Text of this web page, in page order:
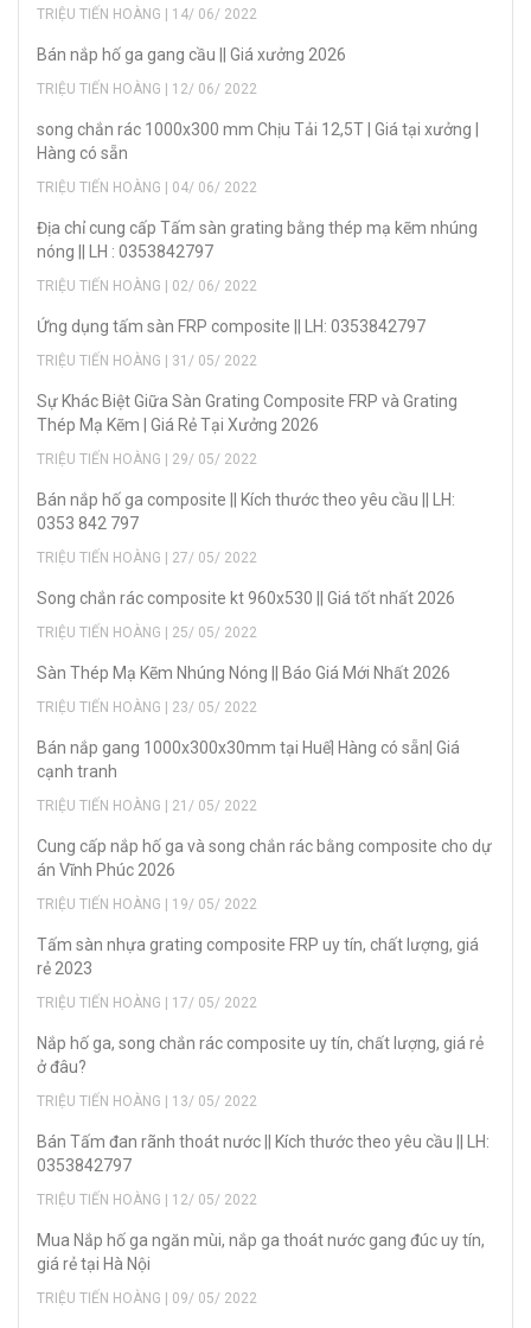
TRIỆU TIẾN HOÀNG | 14/ 06/ 2022
Bán nắp hố ga gang cầu || Giá xưởng 2026
TRIỆU TIẾN HOÀNG | 12/ 06/ 2022
song chắn rác 1000x300 mm Chịu Tải 12,5T | Giá tại xưởng |
Hàng có sẵn
TRIỆU TIẾN HOÀNG | 04/ 06/ 2022
Địa chỉ cung cấp Tấm sàn grating bằng thép mạ kẽm nhúng
nóng || LH : 0353842797
TRIỆU TIẾN HOÀNG | 02/ 06/ 2022
Ứng dụng tấm sàn FRP composite || LH: 0353842797
TRIỆU TIẾN HOÀNG | 31/ 05/ 2022
Sự Khác Biệt Giữa Sàn Grating Composite FRP và Grating
Thép Mạ Kẽm | Giá Rẻ Tại Xưởng 2026
TRIỆU TIẾN HOÀNG | 29/ 05/ 2022
Bán nắp hố ga composite || Kích thước theo yêu cầu || LH:
0353 842 797
TRIỆU TIẾN HOÀNG | 27/ 05/ 2022
Song chắn rác composite kt 960x530 || Giá tốt nhất 2026
TRIỆU TIẾN HOÀNG | 25/ 05/ 2022
Sàn Thép Mạ Kẽm Nhúng Nóng || Báo Giá Mới Nhất 2026
TRIỆU TIẾN HOÀNG | 23/ 05/ 2022
Bán nắp gang 1000x300x30mm tại Huế| Hàng có sẵn| Giá
cạnh tranh
TRIỆU TIẾN HOÀNG | 21/ 05/ 2022
Cung cấp nắp hố ga và song chắn rác bằng composite cho dự
án Vĩnh Phúc 2026
TRIỆU TIẾN HOÀNG | 19/ 05/ 2022
Tấm sàn nhựa grating composite FRP uy tín, chất lượng, giá
rẻ 2023
TRIỆU TIẾN HOÀNG | 17/ 05/ 2022
Nắp hố ga, song chắn rác composite uy tín, chất lượng, giá rẻ
ở đâu?
TRIỆU TIẾN HOÀNG | 13/ 05/ 2022
Bán Tấm đan rãnh thoát nước || Kích thước theo yêu cầu || LH:
0353842797
TRIỆU TIẾN HOÀNG | 12/ 05/ 2022
Mua Nắp hố ga ngăn mùi, nắp ga thoát nước gang đúc uy tín,
giá rẻ tại Hà Nội
TRIỆU TIẾN HOÀNG | 09/ 05/ 2022